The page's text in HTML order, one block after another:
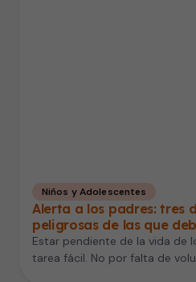
Niños y Adolescentes
Alerta a los padres: tres
peligrosas de las que
Estar pendiente de la vida de
tarea fácil. No por falta de